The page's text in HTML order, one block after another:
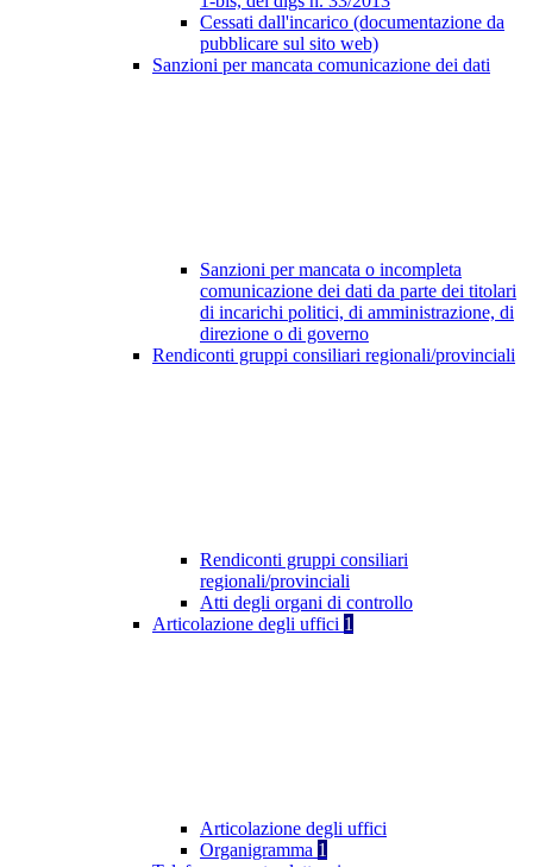
Cessati dall'incarico (documentazione da
pubblicare sul sito web)
Sanzioni per mancata comunicazione dei dati
Sanzioni per mancata o incompleta
comunicazione dei dati da parte dei titolari
di incarichi politici, di amministrazione, di
direzione o di governo
Rendiconti gruppi consiliari regionali/provinciali
Rendiconti gruppi consiliari
regionali/provinciali
Atti degli organi di controllo
Articolazione degli uffici 1
Articolazione degli uffici
Organigramma 1